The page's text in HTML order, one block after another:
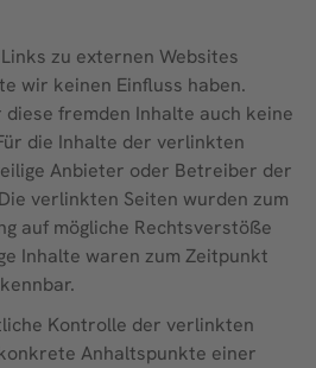
zu externen Websites
wir keinen Einfluss haben.
fremden Inhalte auch keine
die Inhalte der verlinkten
Anbieter oder Betreiber der
verlinkten Seiten wurden zum
auf mögliche Rechtsverstöße
Inhalte waren zum Zeitpunkt
Kontrolle der verlinkten
Anhaltspunkte einer